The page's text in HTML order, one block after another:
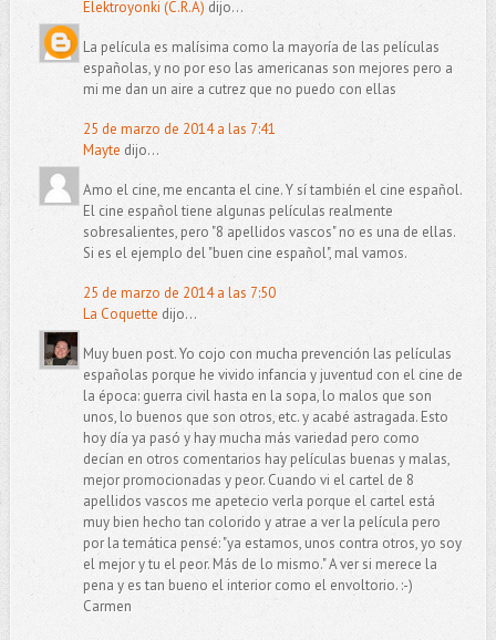
Elektroyonki (C.R.A) dijo...
La película es malísima como la mayoría de las películas
españolas, y no por eso las americanas son mejores pero a
mi me dan un aire a cutrez que no puedo con ellas
25 de marzo de 2014 a las 7:41
Mayte dijo...
Amo el cine, me encanta el cine. Y sí también el cine español.
El cine español tiene algunas películas realmente
sobresalientes, pero "8 apellidos vascos" no es una de ellas.
Si es el ejemplo del "buen cine español", mal vamos.
25 de marzo de 2014 a las 7:50
La Coquette dijo...
Muy buen post. Yo cojo con mucha prevención las películas
españolas porque he vivido infancia y juventud con el cine de
la época: guerra civil hasta en la sopa, lo malos que son
unos, lo buenos que son otros, etc. y acabé astragada. Esto
hoy día ya pasó y hay mucha más variedad pero como
decían en otros comentarios hay películas buenas y malas,
mejor promocionadas y peor. Cuando vi el cartel de 8
apellidos vascos me apetecio verla porque el cartel está
muy bien hecho tan colorido y atrae a ver la película pero
por la temática pensé: "ya estamos, unos contra otros, yo soy
el mejor y tu el peor. Más de lo mismo." A ver si merece la
pena y es tan bueno el interior como el envoltorio. :-)
Carmen